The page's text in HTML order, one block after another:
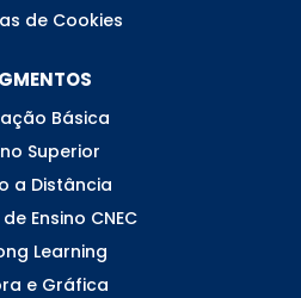
de Cookies
Básica
Superior
a Distância
Ensino CNEC
Learning
e Gráfica